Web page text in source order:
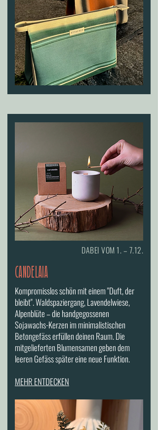
DABEI VOM 1. – 7.12.
CANDELAIA
Kompromisslos schön mit einem "Duft, der
bleibt". Waldspaziergang, Lavendelwiese,
Alpenblüte – die handgegossenen
Sojawachs-Kerzen im minimalistischen
Betongefäss erfüllen deinen Raum. Die
mitgelieferten Blumensamen geben dem
leeren Gefäss später eine neue Funktion.
MEHR ENTDECKEN